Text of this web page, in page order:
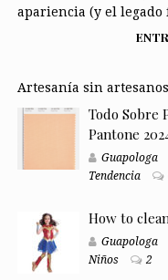
apariencia (y el legado
Artesanía sin
Todo Sobre
Pantone
Guapologa
Tendencia
How to
Guapologa
Niños
2